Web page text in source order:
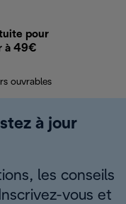
pour
à 49€
ouvrables
à jour
les conseils
vous et